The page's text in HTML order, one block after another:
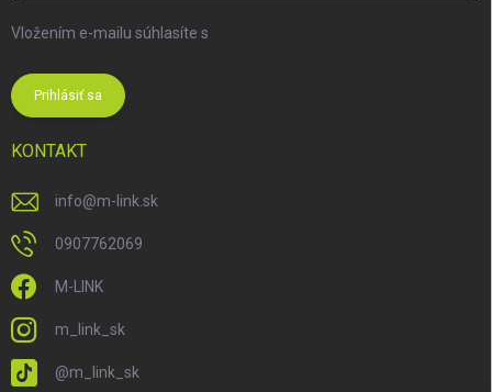
Vložením e-mailu súhlasíte s
Prihlásiť sa
KONTAKT
info@m-link.sk
0907762069
M-LINK
m_link_sk
@m_link_sk